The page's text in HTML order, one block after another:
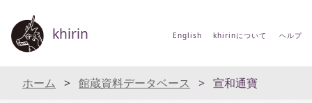
khirin English khirinについて ヘルプ
ホーム 館蔵資料データベース 宣和通寶